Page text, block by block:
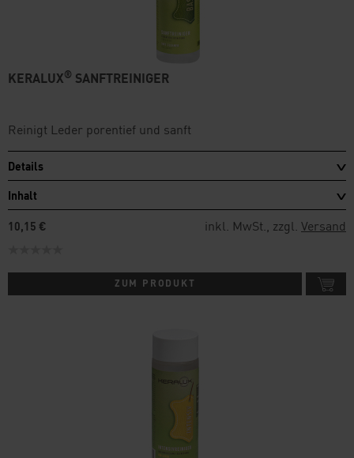
KERALUX® SANFTREINIGER
Reinigt Leder porentief und sanft
Details
Inhalt
10,15 €
inkl. MwSt., zzgl. Versand
ZUM PRODUKT